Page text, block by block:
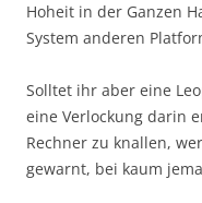
Hoheit in der Ganzen
System anderen
Solltet ihr aber eine
eine Verlockung darin
Rechner zu knallen,
gewarnt, bei kaum